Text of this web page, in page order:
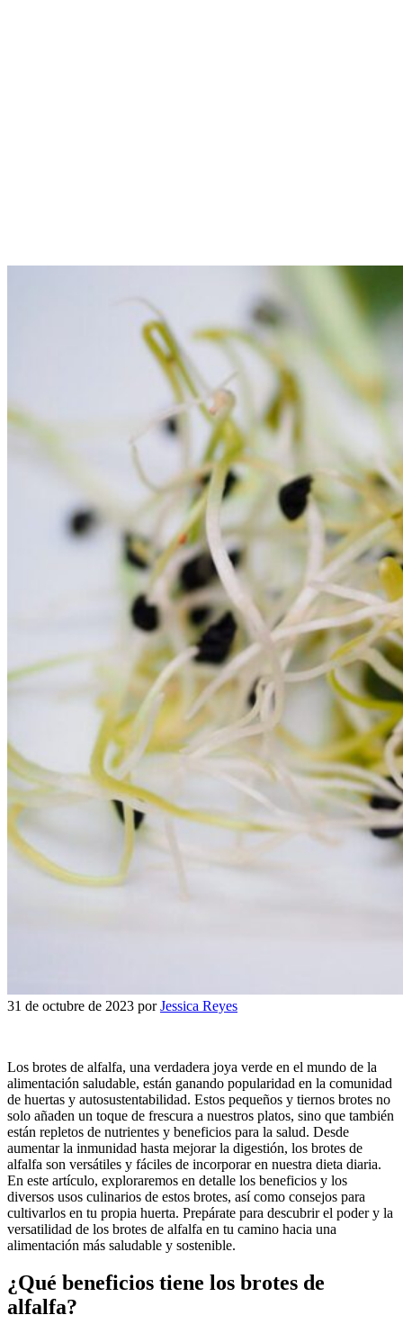
31 de octubre de 2023 porJessica Reyes
Los brotes de alfalfa, una verdadera joya verde en el mundo de la
alimentación saludable, están ganando popularidad en la comunidad
de huertas y autosustentabilidad. Estos pequeños y tiernos brotes no
solo añaden un toque de frescura a nuestros platos, sino que también
están repletos de nutrientes y beneficios para la salud. Desde
aumentar la inmunidad hasta mejorar la digestión, los brotes de
alfalfa son versátiles y fáciles de incorporar en nuestra dieta diaria.
En este artículo, exploraremos en detalle los beneficios y los
diversos usos culinarios de estos brotes, así como consejos para
cultivarlos en tu propia huerta. Prepárate para descubrir el poder y la
versatilidad de los brotes de alfalfa en tu camino hacia una
alimentación más saludable y sostenible.
¿Qué beneficios tiene los brotes de
alfalfa?